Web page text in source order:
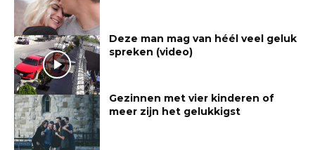
Deze man mag van héél veel geluk
spreken (video)
Gezinnen met vier kinderen of
meer zijn het gelukkigst